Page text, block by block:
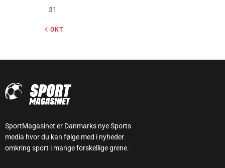
31
« OKT
SportMagasinet er Danmarks nye Sports
media hvor du kan følge med i nyheder
omkring sport i mange forskellige grene.